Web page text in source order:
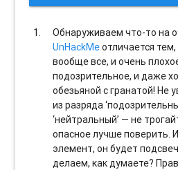
Обнаруживаем что-то на
UnHackMeотличается
вообще все, и очень
подозрительное, и даже
обезьяной с гранатой! Не
из разряда
‘нейтральный’ — не
опасное лучше поверить.
элемент, он будет
делаем, как думаете?